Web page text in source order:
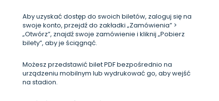
Aby uzyskać dostęp do swoich biletów, zaloguj się na
swoje konto, przejdź do zakładki „Zamówienia” >
„Otwórz”, znajdź swoje zamówienie i kliknij „Pobierz
bilety”, aby je ściągnąć.
Możesz przedstawić bilet PDF bezpośrednio na
urządzeniu mobilnym lub wydrukować go, aby wejść
na stadion.